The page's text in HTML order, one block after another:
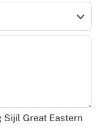
Sijil Great Eastern